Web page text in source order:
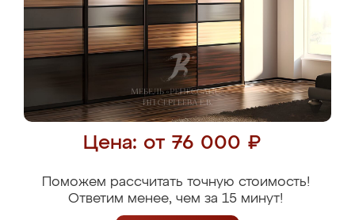
Цена: от 76 000 ₽
Поможем рассчитать точную стоимость!
Ответим менее, чем за 15 минут!